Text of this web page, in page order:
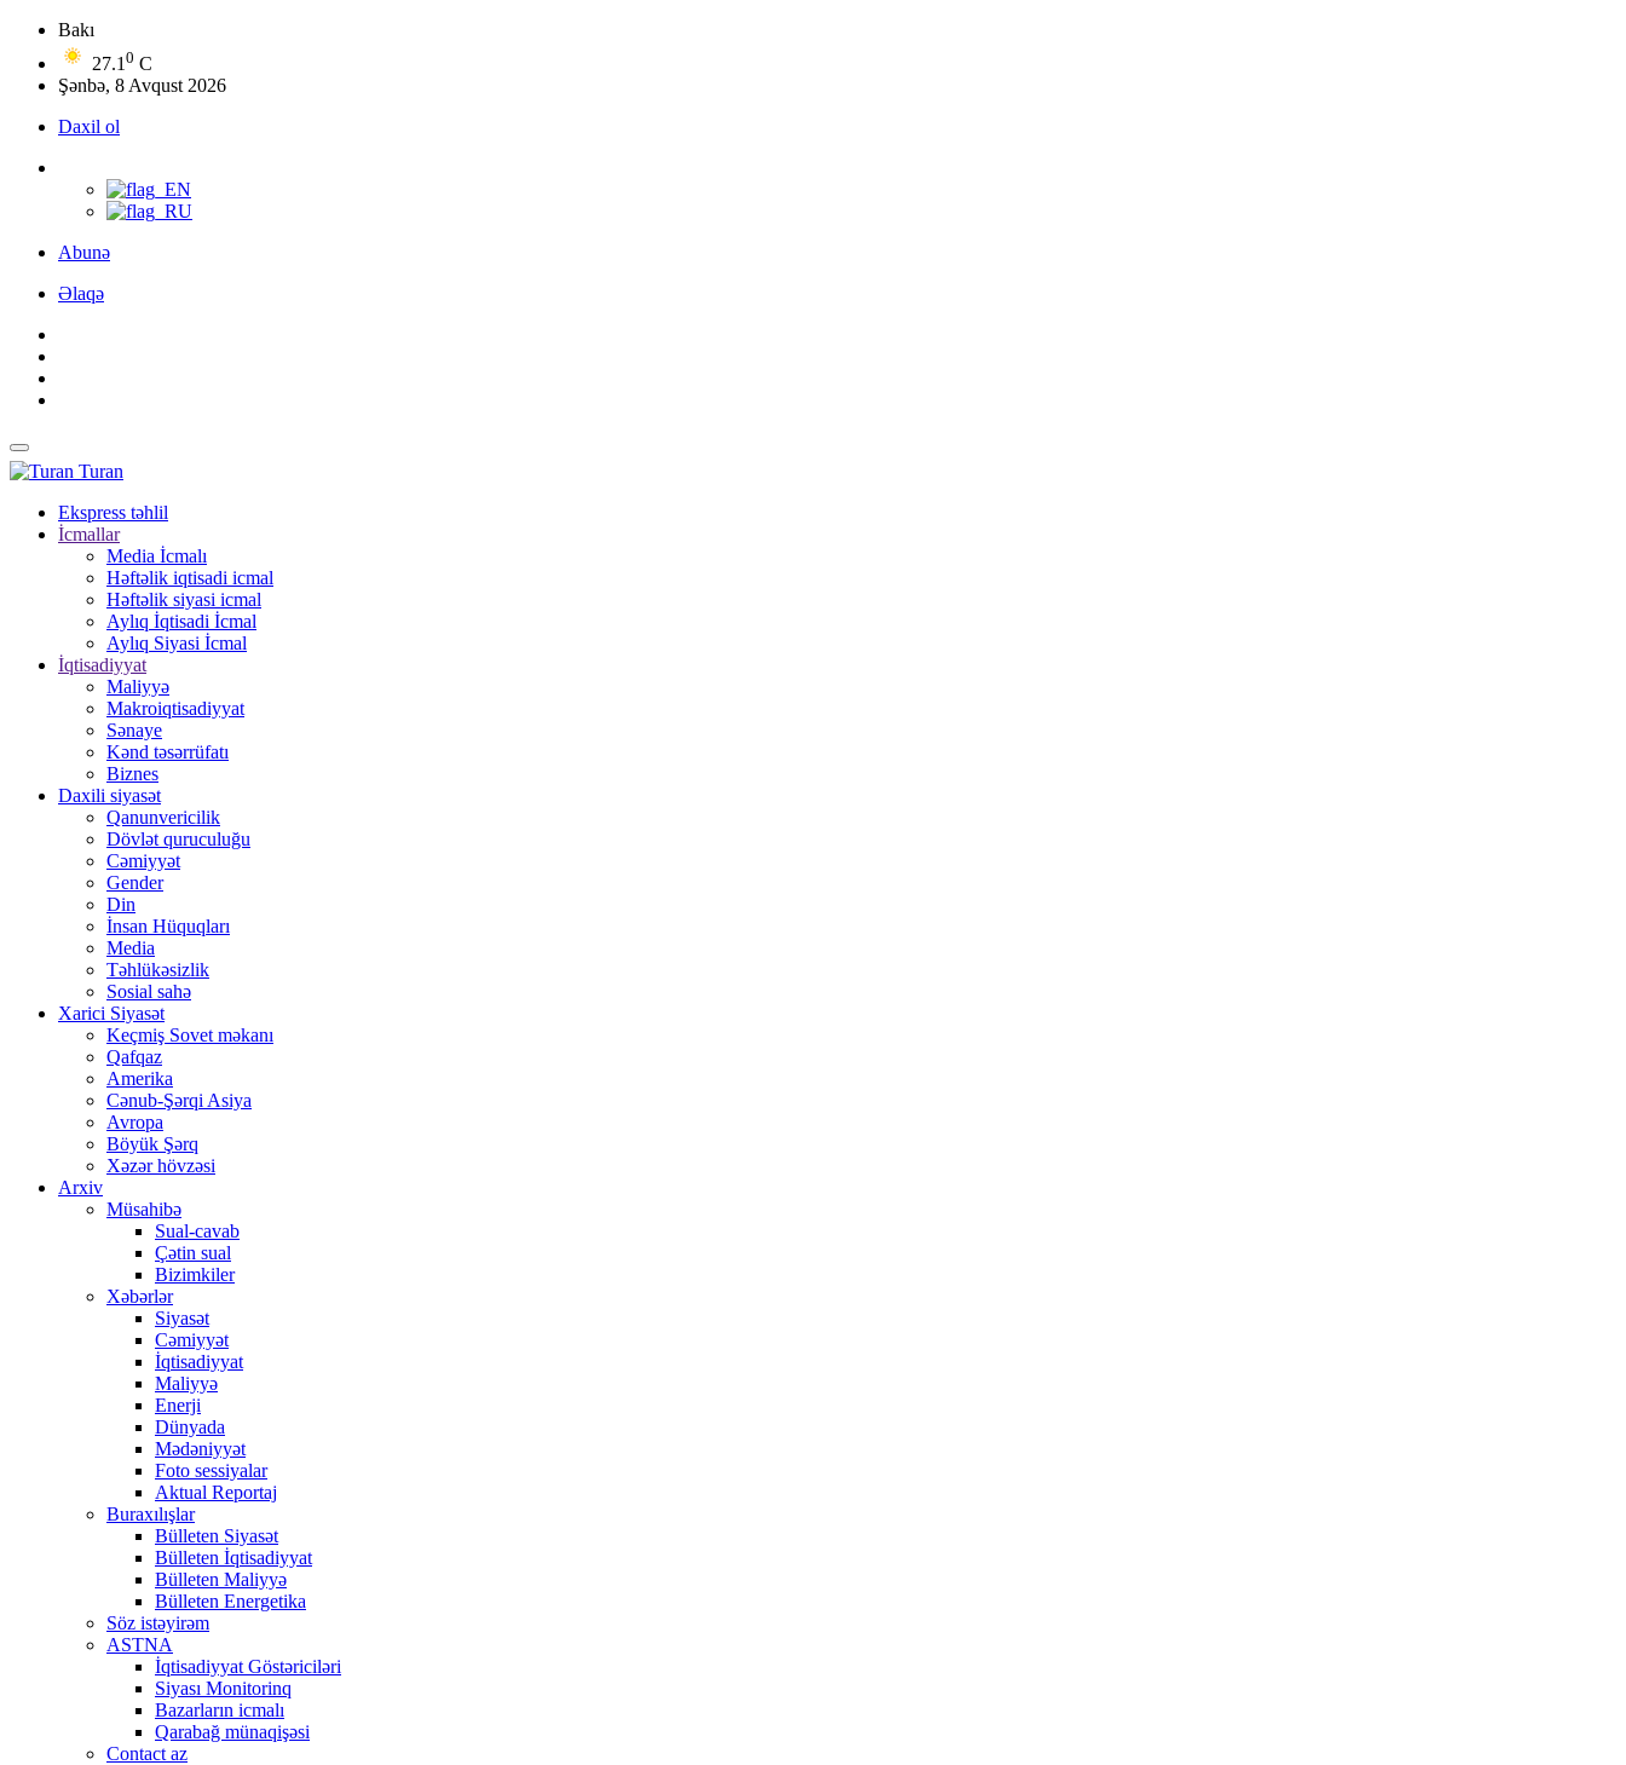
Bakı
27.1 0 C
Şənbə, 8 Avqust 2026
Daxil ol
Abunə
Əlaqə
Turan
Ekspress təhlil
İcmallar
Media İcmalı
Həftəlik iqtisadi icmal
Həftəlik siyasi icmal
Aylıq İqtisadi İcmal
Aylıq Siyasi İcmal
İqtisadiyyat
Maliyyə
Makroiqtisadiyyat
Sənaye
Kənd təsərrüfatı
Biznes
Daxili siyasət
Qanunvericilik
Dövlət quruculuğu
Cəmiyyət
Gender
Din
İnsan Hüquqları
Media
Təhlükəsizlik
Sosial sahə
Xarici Siyasət
Keçmiş Sovet məkanı
Qafqaz
Amerika
Cənub-Şərqi Asiya
Avropa
Böyük Şərq
Xəzər hövzəsi
Arxiv
Müsahibə
Sual-cavab
Çətin sual
Bizimkiler
Xəbərlər
Siyasət
Cəmiyyət
İqtisadiyyat
Maliyyə
Enerji
Dünyada
Mədəniyyət
Foto sessiyalar
Aktual Reportaj
Buraxılışlar
Bülleten Siyasət
Bülleten İqtisadiyyat
Bülleten Maliyyə
Bülleten Energetika
Söz istəyirəm
ASTNA
İqtisadiyyat Göstəriciləri
Siyası Monitorinq
Bazarların icmalı
Qarabağ münaqişəsi
Contact az